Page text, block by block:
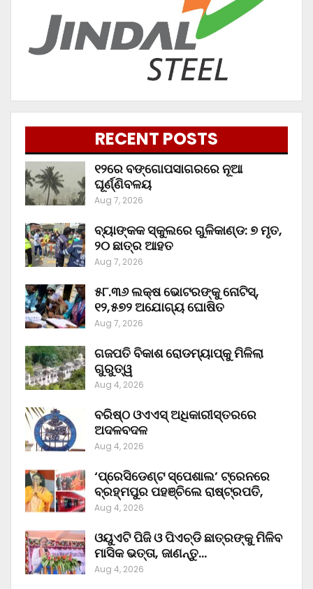
RECENT POSTS
୧୨ରେ ବଙ୍ଗୋପସାଗରରେ ନୂଆ
ଘୂର୍ଣ୍ଣିବଳୟ
Aug 7, 2026
ବ୍ୟାଙ୍କକ ସ୍କୁଲରେ ଗୁଳିକାଣ୍ଡ: ୭ ମୃତ,
୨୦ ଛାତ୍ର ଆହତ
Aug 7, 2026
୫୮.୩୬ ଲକ୍ଷ ଭୋଟରଙ୍କୁ ନୋଟିସ୍‌,
୧୨,୫୭୨ ଅଯୋଗ୍ୟ ଘୋଷିତ
Aug 7, 2026
ଗଜପତି ବିକାଶ ରୋଡମ୍ୟାପ୍‌କୁ ମିଳିଲା
ଗୁରୁତ୍ୱ
Aug 4, 2026
ବରିଷ୍ଠ ଓଏଏସ୍‌ ଅଧିକାରୀସ୍ତରରେ
ଅଦଳବଦଳ
Aug 4, 2026
‘ପ୍ରେସିଡେଣ୍ଟ ସ୍ପେଶାଲ’ ଟ୍ରେନରେ
ବ୍ରହ୍ମପୁର ପହଞ୍ଚିଲେ ରାଷ୍ଟ୍ରପତି,
Aug 4, 2026
ଓୟୁଏଟି ପିଜି ଓ ପିଏଚ୍‌ଡି ଛାତ୍ରଙ୍କୁ ମିଳିବ
ମାସିକ ଭତ୍ତା, ଜାଣନ୍ତୁ…
Aug 4, 2026